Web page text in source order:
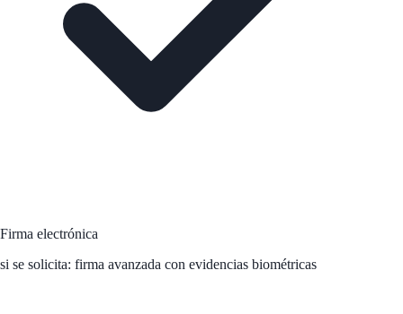
Firma electrónica
si se solicita: firma avanzada con evidencias biométricas